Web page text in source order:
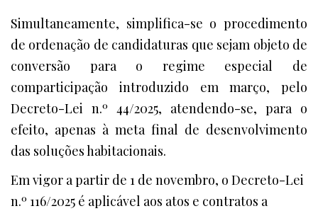
Simultaneamente, simplifica-se o procedimento
de ordenação de candidaturas que sejam objeto de
conversão para o regime especial de
comparticipação introduzido em março, pelo
Decreto-Lei n.º 44/2025, atendendo-se, para o
efeito, apenas à meta final de desenvolvimento
das soluções habitacionais.
Em vigor a partir de 1 de novembro, o Decreto-Lei
n.º 116/2025 é aplicável aos atos e contratos a